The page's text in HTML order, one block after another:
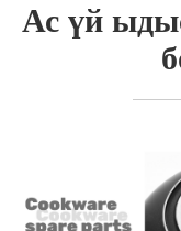
Ас үй